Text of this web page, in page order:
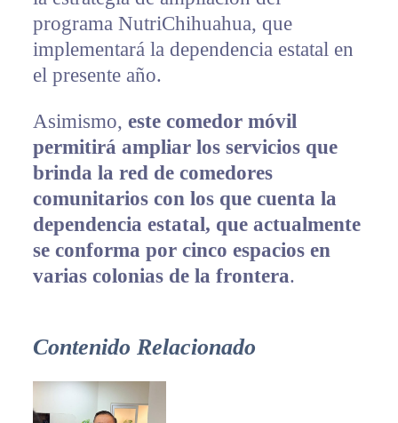
programa NutriChihuahua, que
implementará la dependencia estatal en
el presente año.
Asimismo, este comedor móvil
permitirá ampliar los servicios que
brinda la red de comedores
comunitarios con los que cuenta la
dependencia estatal, que actualmente
se conforma por cinco espacios en
varias colonias de la frontera.
Contenido Relacionado